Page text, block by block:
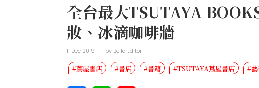
全台最大TSUTAYA
妝、冰滴咖啡牆
11 Dec 2019 | by Bella Editor
#蔦屋書店 #書店 #書籍 #TSUTAYA蔦屋書店 #藝